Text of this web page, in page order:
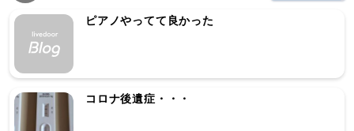
ピアノやってて良かった
コロナ後遺症・・・